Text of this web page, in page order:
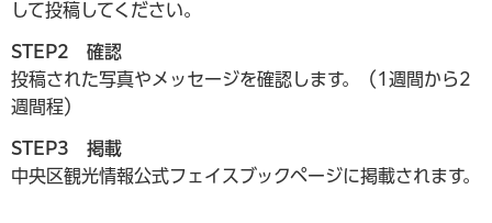
して投稿してください。
STEP2 確認
投稿された写真やメッセージを確認します。（1週間から2
週間程）
STEP3 掲載
中央区観光情報公式フェイスブックページに掲載されます。